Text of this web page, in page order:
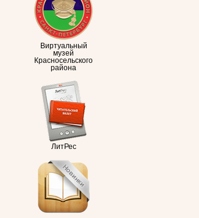
Виртуальный
музей
Красносельского
района
ЛитРес